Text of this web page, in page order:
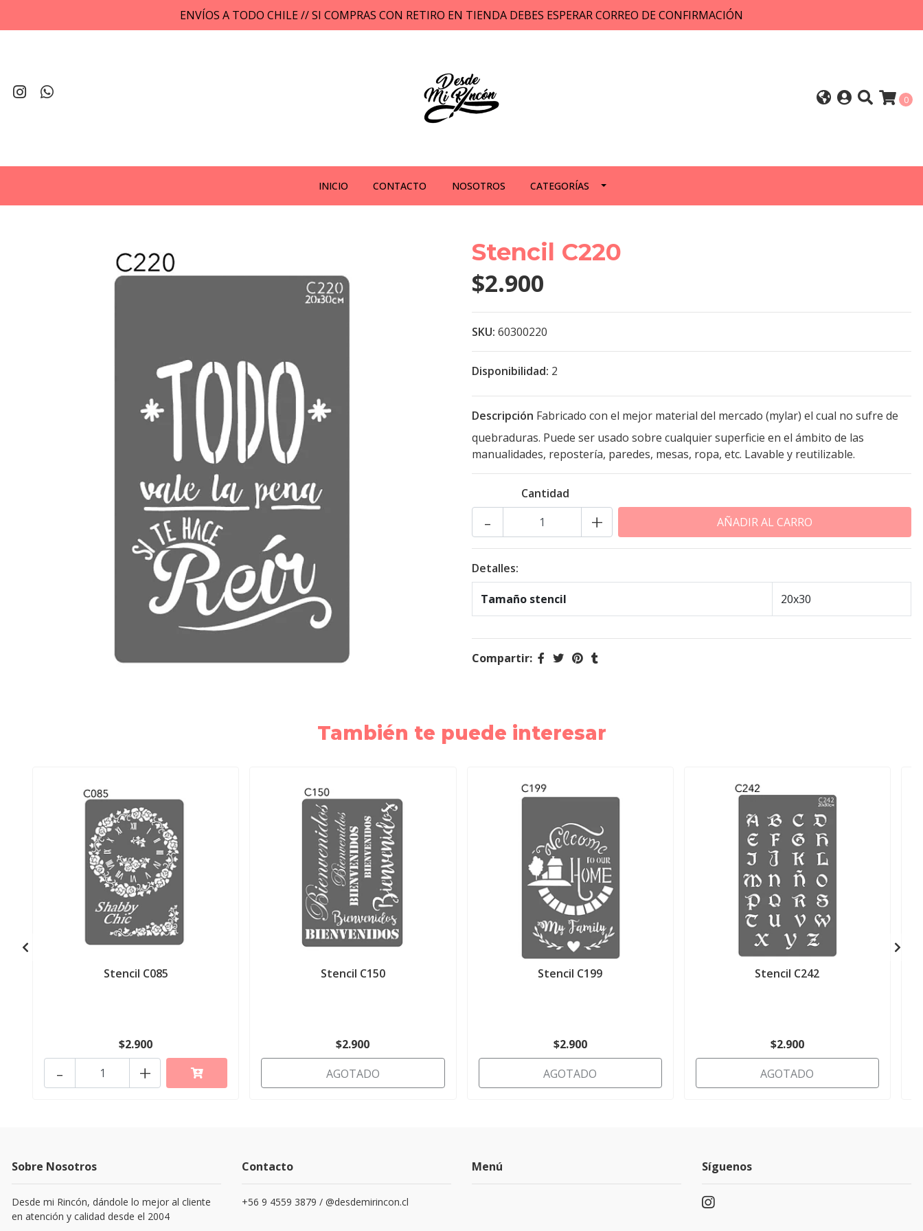
ENVÍOS A TODO CHILE // SI COMPRAS CON RETIRO EN TIENDA DEBES ESPERAR CORREO DE CONFIRMACIÓN
0
INICIO CONTACTO NOSOTROS CATEGORÍAS
Stencil C220
$2.900
SKU: 60300220
Disponibilidad: 2
Descripción Fabricado con el mejor material del mercado (mylar) el cual no sufre de
quebraduras. Puede ser usado sobre cualquier superficie en el ámbito de las
manualidades, repostería, paredes, mesas, ropa, etc. Lavable y reutilizable.
Cantidad
+
-
Detalles:
Tamaño stencil 20x30
Compartir:
También te puede interesar
Stencil C085
$2.900
+
-
Stencil C150
$2.900
AGOTADO
Stencil C199
$2.900
AGOTADO
Stencil C242
$2.900
AGOTADO
Sobre Nosotros
Desde mi Rincón, dándole lo mejor al cliente
en atención y calidad desde el 2004
Contacto
+56 9 4559 3879 / @desdemirincon.cl
Menú Síguenos